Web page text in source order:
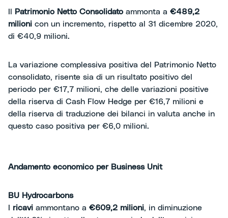
Patrimonio Netto Consolidato ammonta a €489,2
milioni con un incremento, rispetto al 31 dicembre 2020,
di €40,9 milioni.
La variazione complessiva positiva del Patrimonio Netto
consolidato, risente sia di un risultato positivo del
periodo per €17,7 milioni, che delle variazioni positive
della riserva di Cash Flow Hedge per €16,7 milioni e
della riserva di traduzione dei bilanci in valuta anche in
questo caso positiva per €6,0 milioni.
Andamento economico per Business Unit
BU Hydrocarbons
ricavi ammontano a €609,2 milioni, in diminuzione